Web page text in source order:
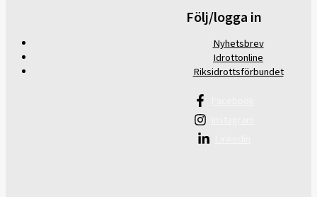
Följ/logga in
Nyhetsbrev
Idrottonline
Riksidrottsförbundet